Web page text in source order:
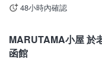
48小時內確認
MARUTAMA小屋 於
函館